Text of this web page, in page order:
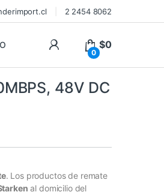
2 2454 8062
0
$0
48V DC
. Los productos de remate
al domicilio del